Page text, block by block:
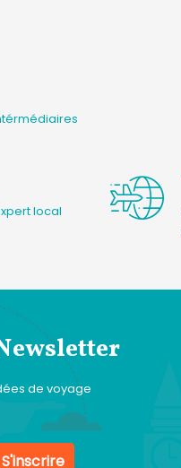
local
de voyage
S'inscrire